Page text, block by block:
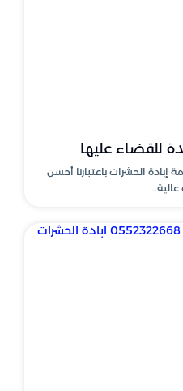
للقضاء عليها
الحشرات باعتبارنا أحسن